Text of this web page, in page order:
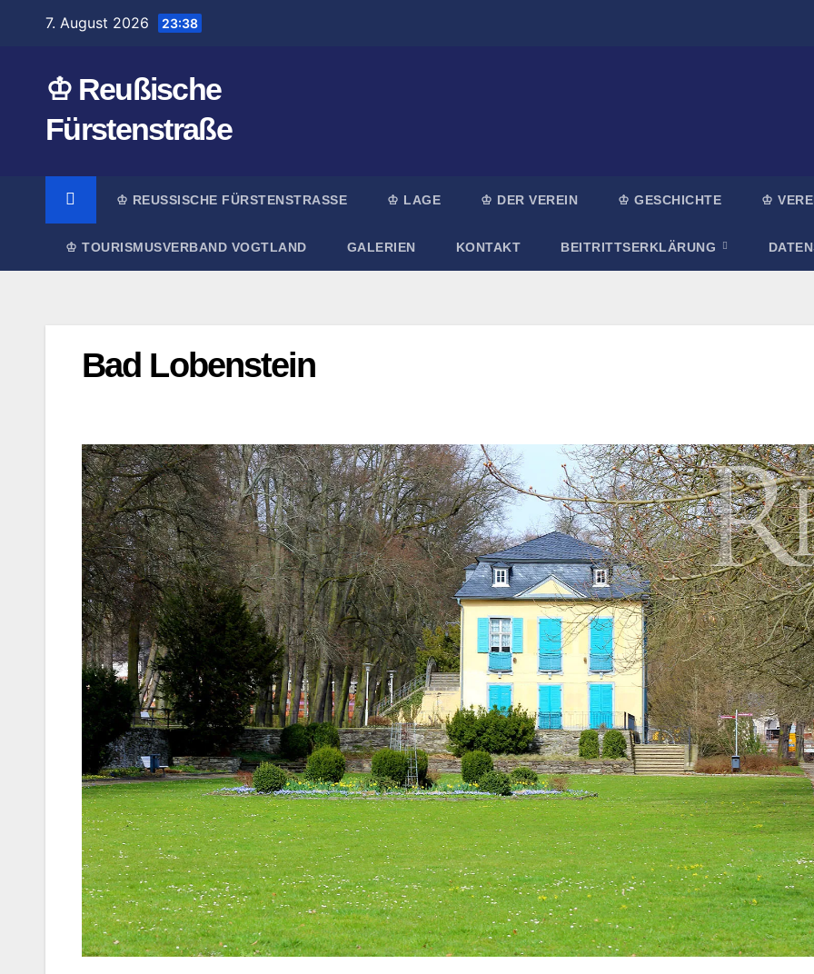
7. August 2026 23:38
♔ Reußische
Fürstenstraße
♔ REUSSISCHE FÜRSTENSTRASSE ♔ LAGE ♔ DER VEREIN ♔ GESCHICHTE ♔
♔ TOURISMUSVERBAND VOGTLAND GALERIEN KONTAKT BEITRITTSERKLÄRUNG
Bad Lobenstein